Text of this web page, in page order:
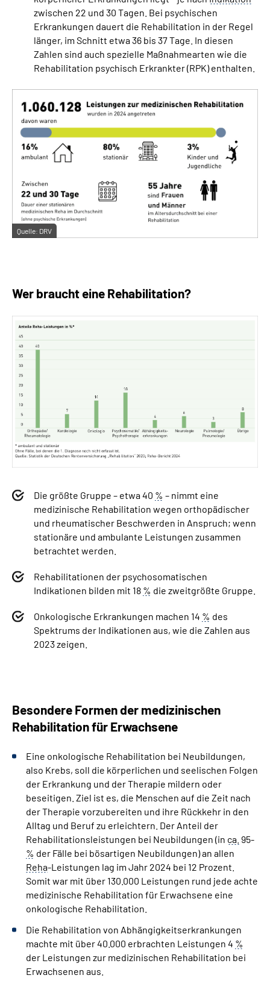
zwischen 22 und 30 Tagen. Bei psychischen
Erkrankungen dauert die Rehabilitation in der Regel
länger, im Schnitt etwa 36 bis 37 Tage. In diesen
Zahlen sind auch spezielle Maßnahmearten wie die
Rehabilitation psychisch Erkrankter (RPK) enthalten.
Quelle: DRV
Wer braucht eine Rehabilitation?
Die größte Gruppe – etwa 40­ % – nimmt eine
medizinische Rehabilitation wegen orthopädischer
und rheumatischer Beschwerden in Anspruch; wenn
stationäre und ambulante Leistungen zusammen
betrachtet werden.
Rehabilitationen der psychosomatischen
Indikationen bilden mit 18­ % die zweitgrößte Gruppe.
Onkologische Erkrankungen machen 14­ % des
Spektrums der Indikationen aus, wie die Zahlen aus
2023 zeigen.
Besondere Formen der medizinischen
Rehabilitation für Erwachsene
Eine onkologische Rehabilitation bei Neubildungen,
also Krebs, soll die körperlichen und seelischen Folgen
der Erkrankung und der Therapie mildern oder
beseitigen. Ziel ist es, die Menschen auf die Zeit nach
der Therapie vorzubereiten und ihre Rückkehr in den
Alltag und Beruf zu erleichtern. Der Anteil der
Rehabilitationsleistungen bei Neubildungen (in ca. 95­
% der Fälle bei bösartigen Neubildungen) an allen
Reha-Leistungen lag im Jahr 2024 bei 12­ Prozent.
Somit war mit über 130.000 Leistungen rund jede achte
medizinische Rehabilitation für Erwachsene eine
onkologische Rehabilitation.
Die Rehabilitation von Abhängigkeitserkrankungen
machte mit über 40.000­ erbrachten Leistungen 4­ %
der Leistungen zur medizinischen Rehabilitation bei
Erwachsenen aus.